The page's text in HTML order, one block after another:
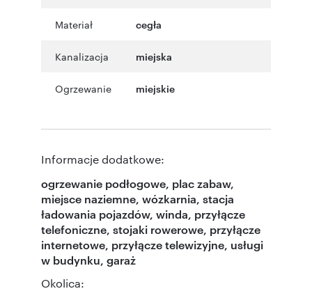
Materiał cegła
Kanalizacja miejska
Ogrzewanie miejskie
Informacje dodatkowe:
ogrzewanie podłogowe, plac zabaw,
miejsce naziemne, wózkarnia, stacja
ładowania pojazdów, winda, przyłącze
telefoniczne, stojaki rowerowe, przyłącze
internetowe, przyłącze telewizyjne, usługi
w budynku, garaż
Okolica: